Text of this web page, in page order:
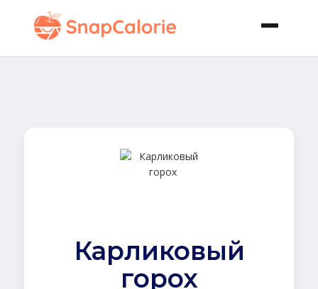
Карликовый
горох